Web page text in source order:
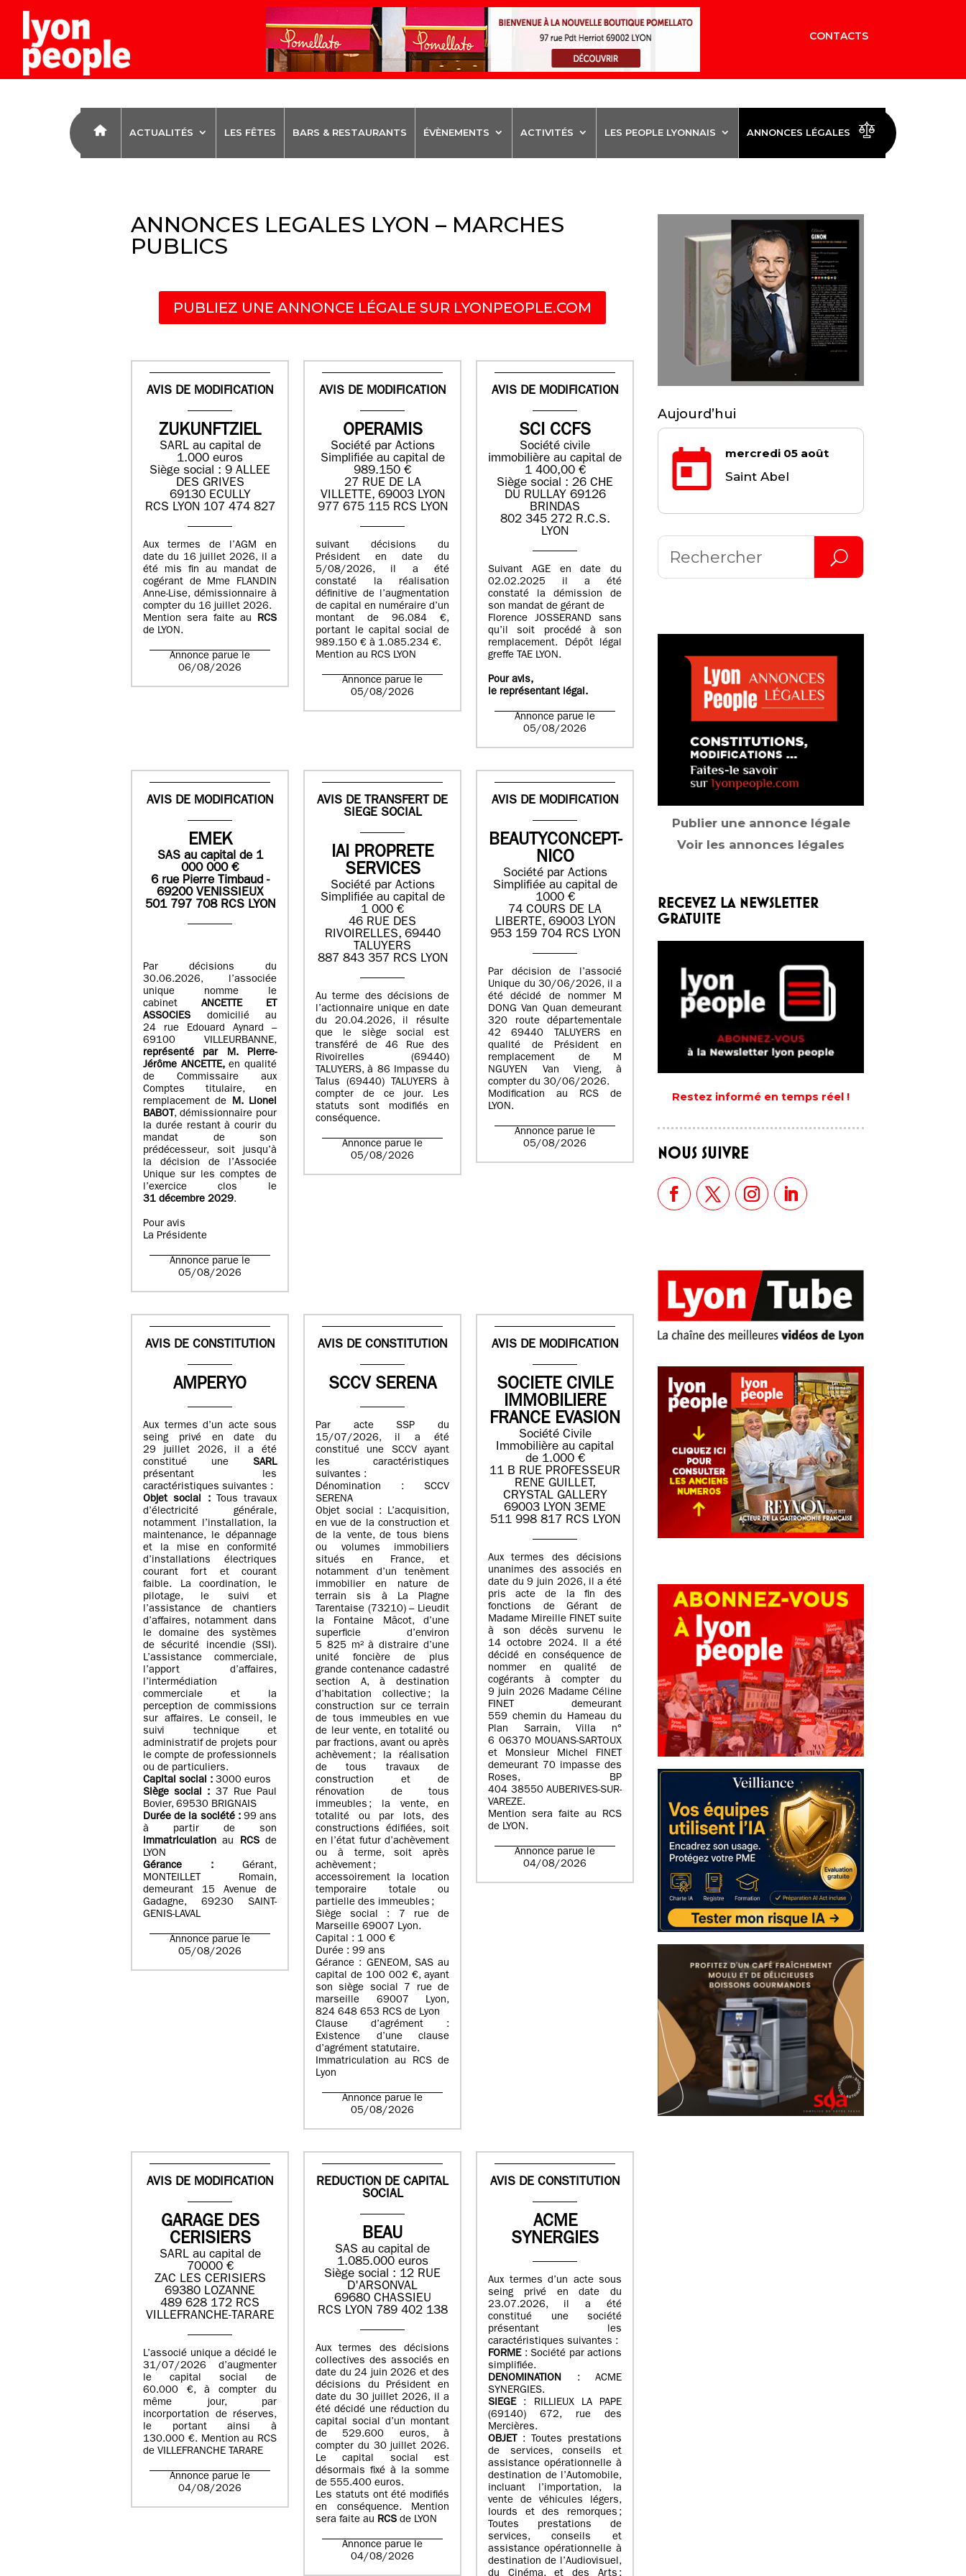
CONTACTS
ACTUALITÉS LES FÊTES BARS & RESTAURANTS ÉVÈNEMENTS ACTIVITÉS LES PEOPLE LYONNAIS ANNONCES LÉGALES
ANNONCES LEGALES LYON – MARCHES
PUBLICS
PUBLIEZ UNE ANNONCE LÉGALE SUR LYONPEOPLE.COM
AVIS DE MODIFICATION
ZUKUNFTZIEL
SARL au capital de
1.000 euros
Siège social : 9 ALLEE
DES GRIVES
69130 ECULLY
RCS LYON 107 474 827
Aux termes de l’AGM en
date du 16 juillet 2026, il a
été mis fin au mandat de
cogérant de Mme FLANDIN
Anne-Lise, démissionnaire à
compter du 16 juillet 2026.
Mention sera faite au RCS
de LYON.
Annonce parue le
06/08/2026
AVIS DE MODIFICATION
OPERAMIS
Société par Actions
Simplifiée au capital de
989.150 €
27 RUE DE LA
VILLETTE, 69003 LYON
977 675 115 RCS LYON
suivant décisions du
Président en date du
5/08/2026, il a été
constaté la réalisation
définitive de l’augmentation
de capital en numéraire d’un
montant de 96.084 €,
portant le capital social de
989.150 € à 1.085.234 €.
Mention au RCS LYON
Annonce parue le
05/08/2026
AVIS DE MODIFICATION
SCI CCFS
Société civile
immobilière au capital de
1 400,00 €
Siège social : 26 CHE
DU RULLAY 69126
BRINDAS
802 345 272 R.C.S.
LYON
Suivant AGE en date du
02.02.2025 il a été
constaté la démission de
son mandat de gérant de
Florence JOSSERAND sans
qu’il soit procédé à son
remplacement. Dépôt légal
greffe TAE LYON.
Pour avis,
le représentant légal.
Annonce parue le
05/08/2026
AVIS DE MODIFICATION
EMEK
SASau capital de 1
000 000€
6 rue Pierre Timbaud -
69200 VENISSIEUX
501 797 708 RCS LYON
Par décisions du
30.06.2026, l’associée
unique nomme le
cabinet ANCETTE ET
ASSOCIES
domicilié au
24 rue Edouard Aynard –
69100 VILLEURBANNE,
représenté par M.Pierre-
Jérôme ANCETTE, en qualité
de Commissaire aux
Comptes titulaire, en
remplacement de M.Lionel
BABOT, démissionnaire pour
la durée restant à courir du
mandat de son
prédécesseur, soit jusqu’à
la décision de l’Associée
Unique sur les comptes de
l’exercice clos le
31 décembre 2029.
Pour avis
La Présidente
Annonce parue le
05/08/2026
AVIS DE TRANSFERT DE
SIEGE SOCIAL
IAI PROPRETE
SERVICES
Société par Actions
Simplifiée au capital de
1 000 €
46 RUE DES
RIVOIRELLES, 69440
TALUYERS
887 843 357 RCS LYON
Au terme des décisions de
l’actionnaire unique en date
du 20.04.2026, il résulte
que le siège social est
transféré de 46 Rue des
Rivoirelles (69440)
TALUYERS, à 86 Impasse du
Talus (69440) TALUYERS à
compter de ce jour. Les
statuts sont modifiés en
conséquence.
Annonce parue le
05/08/2026
AVIS DE MODIFICATION
BEAUTYCONCEPT-
NICO
Société par Actions
Simplifiée au capital de
1000 €
74 COURS DE LA
LIBERTE, 69003 LYON
953 159 704 RCS LYON
Par décision de l’associé
Unique du 30/06/2026, il a
été décidé de nommer M
DONG Van Quan demeurant
320 route départementale
42 69440 TALUYERS en
qualité de Président en
remplacement de M
NGUYEN Van Vieng, à
compter du 30/06/2026.
Modification au RCS de
LYON.
Annonce parue le
05/08/2026
AVIS DE CONSTITUTION
AMPERYO
Aux termes d’un acte sous
seing privé en date du
29 juillet 2026, il a été
constitué une SARL
présentant les
caractéristiques suivantes :
Objet social :
Tous travaux
d’électricité générale,
notamment l’installation, la
maintenance, le dépannage
et la mise en conformité
d’installations électriques
courant fort et courant
faible. La coordination, le
pilotage, le suivi et
l’assistance de chantiers
d’affaires, notamment dans
le domaine des systèmes
de sécurité incendie (SSI).
L’assistance commerciale,
l’apport d’affaires,
l’intermédiation
commerciale et la
perception de commissions
sur affaires. Le conseil, le
suivi technique et
administratif de projets pour
le compte de professionnels
ou de particuliers.
Capital social : 3000 euros
Siège social : 37 Rue Paul
Bovier, 69530 BRIGNAIS
Durée de la société : 99 ans
à partir de son
immatriculation au RCSde
LYON
Gérance :
Gérant,
MONTEILLET Romain,
demeurant 15 Avenue de
Gadagne, 69230 SAINT-
GENIS-LAVAL
Annonce parue le
05/08/2026
AVIS DE CONSTITUTION
SCCV SERENA
Par acte SSP du
15/07/2026, il a été
constitué une SCCV ayant
les caractéristiques
suivantes :
Dénomination : SCCV
SERENA
Objet social : L’acquisition,
en vue de la construction et
de la vente, de tous biens
ou volumes immobiliers
situés en France, et
notamment d’un tenèment
immobilier en nature de
terrain sis à La Plagne
Tarentaise (73210) – Lieudit
la Fontaine Mâcot, d’une
superficie d’environ
5 825 m² à distraire d’une
unité foncière de plus
grande contenance cadastré
section A, à destination
d’habitation collective ; la
construction sur ce terrain
de tous immeubles en vue
de leur vente, en totalité ou
par fractions, avant ou après
achèvement ; la réalisation
de tous travaux de
construction et de
rénovation de tous
immeubles ; la vente, en
totalité ou par lots, des
constructions édifiées, soit
en l’état futur d’achèvement
ou à terme, soit après
achèvement ;
accessoirement la location
temporaire totale ou
partielle des immeubles ;
Siège social : 7 rue de
Marseille 69007 Lyon.
Capital : 1 000 €
Durée : 99 ans
Gérance : GENEOM, SAS au
capital de 100 002 €, ayant
son siège social 7 rue de
marseille 69007 Lyon,
824 648 653 RCS de Lyon
Clause d’agrément :
Existence d’une clause
d’agrément statutaire.
Immatriculation au RCS de
Lyon
Annonce parue le
05/08/2026
AVIS DE MODIFICATION
SOCIETE CIVILE
IMMOBILIERE
FRANCE EVASION
Société Civile
Immobilière au capital
de 1.000 €
11 B RUE PROFESSEUR
RENE GUILLET,
CRYSTAL GALLERY
69003 LYON 3EME
511 998 817 RCS LYON
Aux termes des décisions
unanimes des associés en
date du 9 juin 2026, il a été
pris acte de la fin des
fonctions de Gérant de
Madame Mireille FINET suite
à son décès survenu le
14 octobre 2024. Il a été
décidé en conséquence de
nommer en qualité de
cogérants à compter du
9 juin 2026 Madame Céline
FINET demeurant
559 chemin du Hameau du
Plan Sarrain, Villa n°
6 06370 MOUANS-SARTOUX
et Monsieur Michel FINET
demeurant 70 impasse des
Roses, BP
404 38550 AUBERIVES-SUR-
VAREZE.
Mention sera faite au RCS
de LYON.
Annonce parue le
04/08/2026
AVIS DE MODIFICATION
GARAGE DES
CERISIERS
SARL au capital de
70000 €
ZAC LES CERISIERS
69380 LOZANNE
489 628 172 RCS
VILLEFRANCHE-TARARE
L’associé unique a décidé le
31/07/2026 d’augmenter
le capital social de
60.000 €, à compter du
même jour, par
incorportation de réserves,
le portant ainsi à
130.000 €. Mention au RCS
de VILLEFRANCHE TARARE
Annonce parue le
04/08/2026
REDUCTION DE CAPITAL
SOCIAL
BEAU
SAS au capital de
1.085.000 euros
Siège social : 12 RUE
D'ARSONVAL
69680 CHASSIEU
RCS LYON 789 402 138
Aux termes des décisions
collectives des associés en
date du 24 juin 2026 et des
décisions du Président en
date du 30 juillet 2026, il a
été décidé une réduction du
capital social d’un montant
de 529.600 euros, à
compter du 30 juillet 2026.
Le capital social est
désormais fixé à la somme
de 555.400 euros.
Les statuts ont été modifiés
en conséquence. Mention
sera faite au RCS de LYON
Annonce parue le
04/08/2026
AVIS DE CONSTITUTION
ACME
SYNERGIES
Aux termes d’un acte sous
seing privé en date du
23.07.2026, il a été
constitué une société
présentant les
caractéristiques suivantes :
FORME: Société par actions
simplifiée.
DENOMINATION : ACME
SYNERGIES.
SIEGE: RILLIEUX LA PAPE
(69140) 672, rue des
Mercières.
OBJET : Toutes prestations
de services, conseils et
assistance opérationnelle à
destination de l’Automobile,
incluant l’importation, la
vente de véhicules légers,
lourds et des remorques ;
Toutes prestations de
services, conseils et
assistance opérationnelle à
destination de l’Audiovisuel,
Aujourd’hui
mercredi 05 août
Saint Abel
Publier une annonce légale
Voir les annonces légales
RECEVEZ LA NEWSLETTER
GRATUITE
Restez informé en temps réel !
NOUS SUIVRE